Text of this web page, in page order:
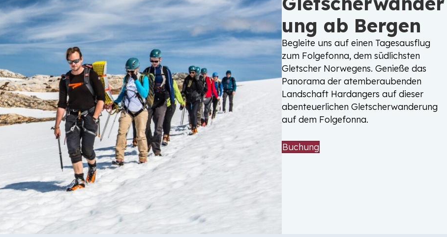
ung ab Bergen
Begleite uns auf einen Tagesausflug
zum Folgefonna, dem südlichsten
Gletscher Norwegens. Genieße das
Panorama der atemberaubenden
Landschaft Hardangers auf dieser
abenteuerlichen Gletscherwanderung
auf dem Folgefonna.
Buchung